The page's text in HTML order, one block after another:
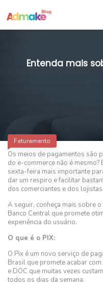
Entenda mais
Faturamento
Os meios de pagamentos são
do e-commerce não é mesmo?
sexta-feira mais importante
dar um respiro e facilitar
dos comerciantes e dos lojistas.
A seguir, conheça mais sobre
Banco Central que promete
experiência do usuário.
O que é o PIX:
O Pix é um novo serviço de
Brasil que promete acabar
e DOC que muitas vezes
todos os dias da semana.